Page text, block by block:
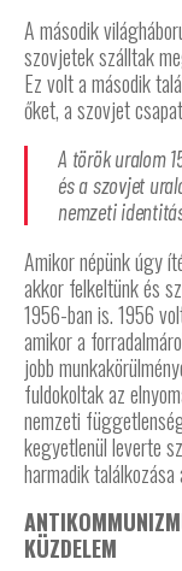
A második
szovjetek szálltak
Ez volt a második
őket, a szovjet
A török uralom
és a szovjet
nemzeti
Amikor népünk úgy
akkor felkeltünk és
1956-ban is. 1956
amikor a
jobb
fuldokoltak az
nemzeti
kegyetlenül leverte
harmadik
KÜZDELEM